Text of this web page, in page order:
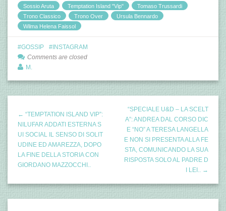
Sossio Aruta
Temptation Island "Vip"
Tomaso Trussardi
Trono Classico
Trono Over
Ursula Bennardo
Wilma Helena Faissol
GOSSIP
INSTAGRAM
Comments are closed
M.
← “TEMPTATION ISLAND VIP”:
NILUFAR ADDATI ESTERNA S
UI SOCIAL IL SENSO DI SOLIT
UDINE ED AMAREZZA, DOPO
LA FINE DELLA STORIA CON
GIORDANO MAZZOCCHI..
“SPECIALE U&D – LA SCELT
A”: ANDREA DAL CORSO DIC
E “NO” A TERESA LANGELLA
E NON SI PRESENTA ALLA FE
STA, COMUNICANDO LA SUA
RISPOSTA SOLO AL PADRE D
I LEI.. →